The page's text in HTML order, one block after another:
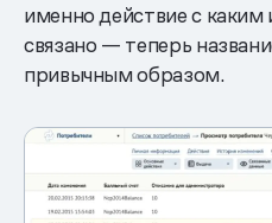
именно действие с
связано — теперь
привычным образом.